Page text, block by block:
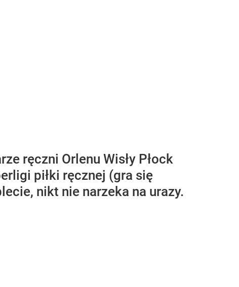
ręczni Orlenu Wisły Płock
piłki ręcznej (gra się
nikt nie narzeka na urazy.